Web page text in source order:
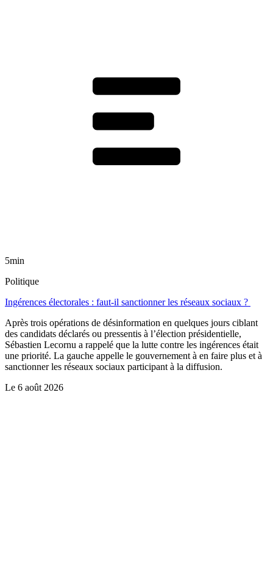
5min
Politique
Ingérences électorales : faut-il sanctionner les réseaux sociaux ?
Après trois opérations de désinformation en quelques jours ciblant
des candidats déclarés ou pressentis à l’élection présidentielle,
Sébastien Lecornu a rappelé que la lutte contre les ingérences était
une priorité. La gauche appelle le gouvernement à en faire plus et à
sanctionner les réseaux sociaux participant à la diffusion.
Le 6 août 2026